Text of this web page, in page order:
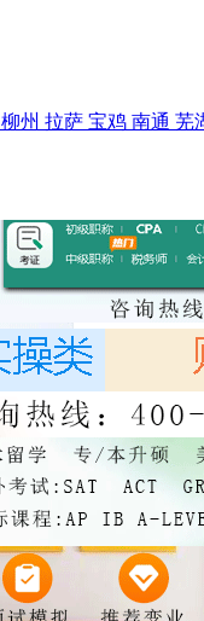
柳州 拉萨 宝鸡 南通 芜